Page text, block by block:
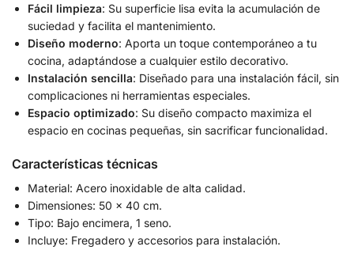
Fácil limpieza: Su superficie lisa evita la acumulación de
suciedad y facilita el mantenimiento.
Diseño moderno: Aporta un toque contemporáneo a tu
cocina, adaptándose a cualquier estilo decorativo.
Instalación sencilla: Diseñado para una instalación fácil, sin
complicaciones ni herramientas especiales.
Espacio optimizado: Su diseño compacto maximiza el
espacio en cocinas pequeñas, sin sacrificar funcionalidad.
Características técnicas
Material: Acero inoxidable de alta calidad.
Dimensiones: 50 x 40 cm.
Tipo: Bajo encimera, 1 seno.
Incluye: Fregadero y accesorios para instalación.